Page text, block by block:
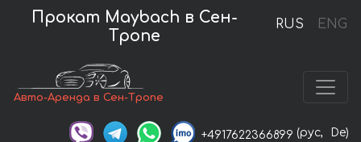
RUS ENG
Прокат Maybach в Сен-
Тропе
Авто-Аренда в Сен-Тропе
+4917622366899 (рус, De)